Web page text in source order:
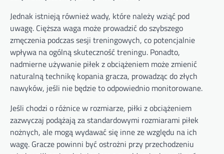
Jednak istnieją również wady, które należy wziąć pod
uwagę. Cięższa waga może prowadzić do szybszego
zmęczenia podczas sesji treningowych, co potencjalnie
wpływa na ogólną skuteczność treningu. Ponadto,
nadmierne używanie piłek z obciążeniem może zmienić
naturalną technikę kopania gracza, prowadząc do złych
nawyków, jeśli nie będzie to odpowiednio monitorowane.
Jeśli chodzi o różnice w rozmiarze, piłki z obciążeniem
zazwyczaj podążają za standardowymi rozmiarami piłek
nożnych, ale mogą wydawać się inne ze względu na ich
wagę. Gracze powinni być ostrożni przy przechodzeniu